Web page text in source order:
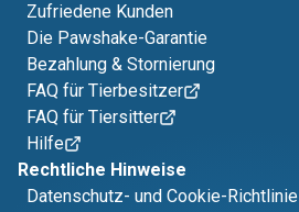
Zufriedene Kunden
Die Pawshake-Garantie
Bezahlung & Stornierung
FAQ für Tierbesitzer
FAQ für Tiersitter
Hilfe
Rechtliche Hinweise
Datenschutz- und Cookie-Richtlinie